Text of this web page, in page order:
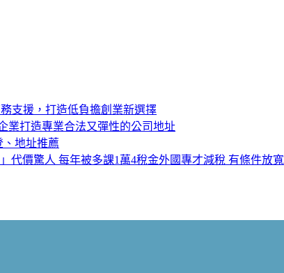
支援，打造低負擔創業新選擇
業打造專業合法又彈性的公司地址
地址推薦
代價驚人 每年被多課1萬4稅金外國專才減稅 有條件放寬